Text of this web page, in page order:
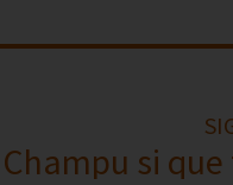
Champu si